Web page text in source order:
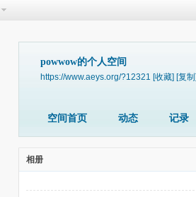
powwow的个人空间
https://www.aeys.org/?12321 [收藏] [复
空间首页 动态 记录
相册